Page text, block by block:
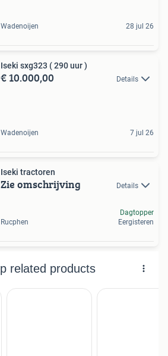
Wadenoijen 28 jul 26
Iseki sxg323 ( 290 uur )
€ 10.000,00 Details
Wadenoijen 7 jul 26
Iseki tractoren
Zie omschrijving Details
Rucphen
Dagtopper
Eergisteren